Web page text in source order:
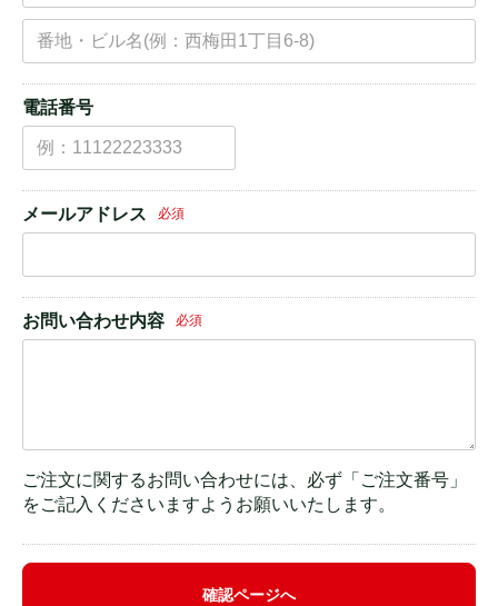
電話番号
メールアドレス 必須
お問い合わせ内容 必須
ご注文に関するお問い合わせには、必ず「ご注文番号」
をご記入くださいますようお願いいたします。
確認ページへ